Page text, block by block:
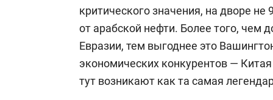
критического значения, на дворе
от арабской нефти. Более того, чем
Евразии, тем выгоднее это
экономических конкурентов —
тут возникают как та самая